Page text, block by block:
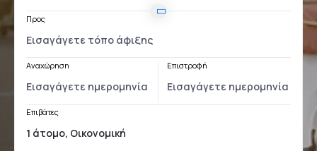
Προς
Αναχώρηση Επιστροφή
Επιβάτες